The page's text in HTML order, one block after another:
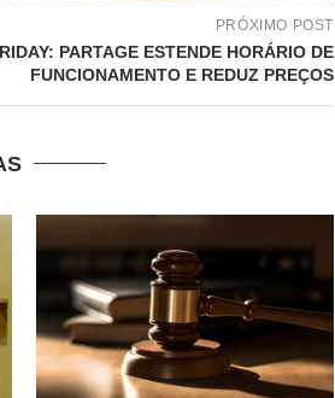
PRÓXIMO POST
PARTAGE ESTENDE HORÁRIO DE
FUNCIONAMENTO E REDUZ PREÇOS